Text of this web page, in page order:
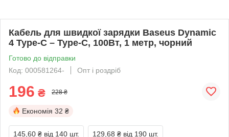
Кабель для швидкої зарядки Baseus Dynamic
4 Type-C – Type-C, 100Вт, 1 метр, чорний
Готово до відправки
Код: 000581264-
Опт і роздріб
196 ₴ 228 ₴
Економія 32 ₴
145,60 ₴ від 140 шт. 129,68 ₴ від 190 шт.